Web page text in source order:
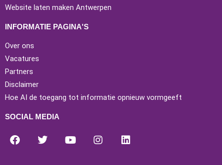
Website laten maken Antwerpen
INFORMATIE PAGINA'S
Over ons
Vacatures
Partners
Disclaimer
Hoe AI de toegang tot informatie opnieuw vormgeeft
SOCIAL MEDIA